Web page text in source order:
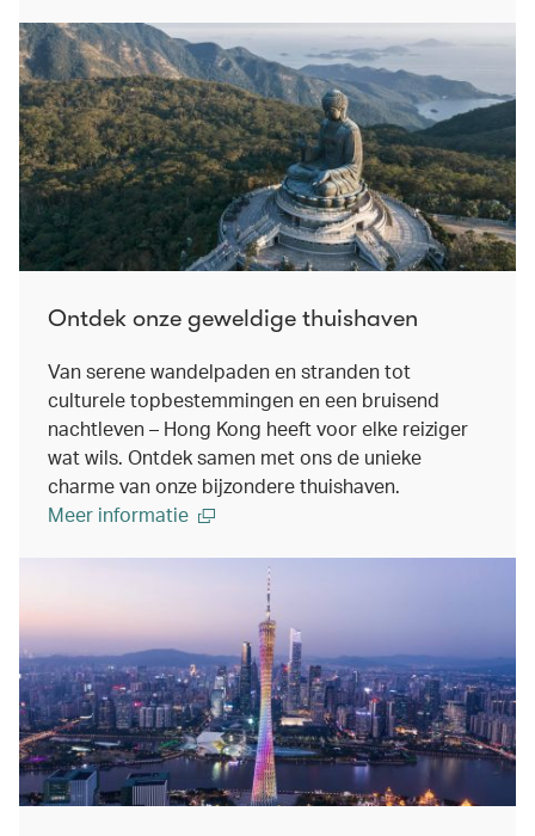
Ontdek onze geweldige thuishaven
Van serene wandelpaden en stranden tot
culturele topbestemmingen en een bruisend
nachtleven – Hong Kong heeft voor elke reiziger
wat wils. Ontdek samen met ons de unieke
charme van onze bijzondere thuishaven.
Meer informatie